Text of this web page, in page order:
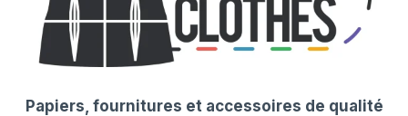
Papiers, fournitures et accessoires de qualité